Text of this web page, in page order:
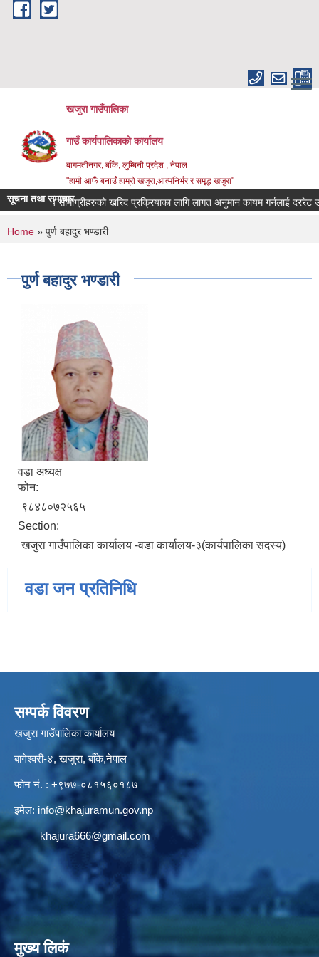
Skip to main content
खजुरा गाउँपालिका
गाउँ कार्यपालिकाको कार्यालय
बागमतीनगर, बाँके, लुम्बिनी प्रदेश , नेपाल
"हामी आफैँ बनाउँ हाम्रो खजुरा,आत्मनिर्भर र समृद्ध खजुरा"
सूचना तथा समाचार
औषधिजन्य सामाग्रीहरुको खरिद प्रक्रियाका लागि लागत अनुमान कायम गर्नलाई दररेट
You are here
Home » पुर्ण बहादुर भण्डारी
पुर्ण बहादुर भण्डारी
वडा अध्यक्ष
फोन:
९८४८०७२५६५
Section:
खजुरा गाउँपालिका कार्यालय -वडा कार्यालय-३(कार्यपालिका सदस्य)
वडा जन प्रतिनिधि
सम्पर्क विवरण
खजुरा गाउँपालिका कार्यालय
बागेश्वरी-४, खजुरा, बाँके,नेपाल
फोन नं. : +९७७-०८१५६०१८७
इमेल: info@khajuramun.gov.np
khajura666@gmail.com
मुख्य लिकं